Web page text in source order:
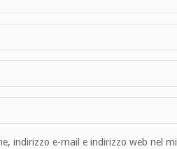
indirizzo e-mail e indirizzo web nel